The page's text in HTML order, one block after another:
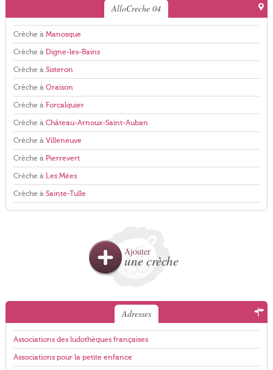
AlloCreche 04
Crèche à Manosque
Crèche à Digne-les-Bains
Crèche à Sisteron
Crèche à Oraison
Crèche à Forcalquier
Crèche à Château-Arnoux-Saint-Auban
Crèche à Villeneuve
Crèche à Pierrevert
Crèche à Les Mées
Crèche à Sainte-Tulle
Ajouter
une crèche
Adresses
Associations des ludothèques françaises
Associations pour la petite enfance